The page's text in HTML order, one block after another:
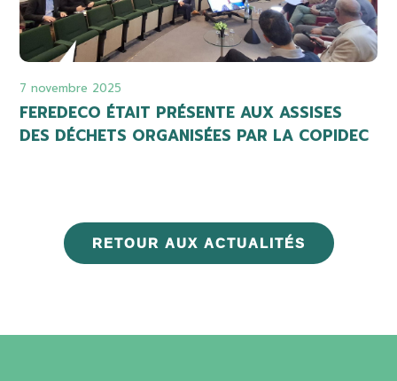
7 novembre 2025
FEREDECO ÉTAIT PRÉSENTE AUX ASSISES
DES DÉCHETS ORGANISÉES PAR LA COPIDEC
RETOUR AUX ACTUALITÉS